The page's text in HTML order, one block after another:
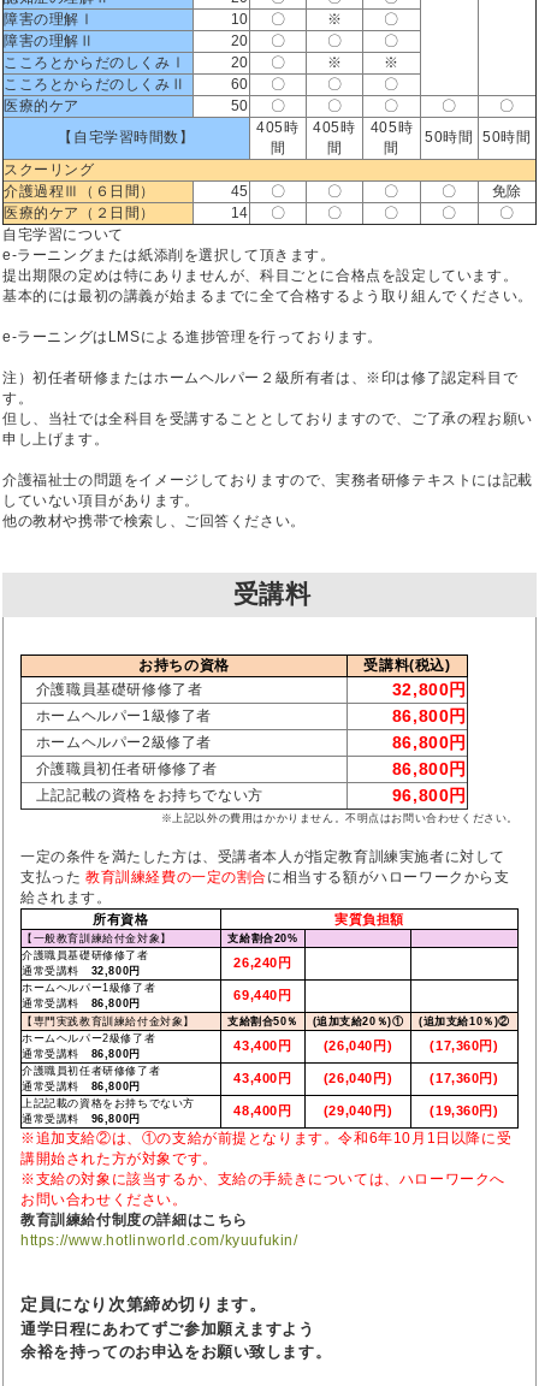
障害の理解Ⅰ
10 〇 ※
〇
障害の理解Ⅱ
20 〇 〇
〇
こころとからだのしくみⅠ
20 〇 ※
※
こころとからだのしくみⅡ
60 〇 〇
〇
医療的ケア
50 〇 〇 〇 〇
〇
【自宅学習時間数】
405時
間
405時
間
405時
間
50時間
50時間
スクーリング
介護過程Ⅲ（６日間）
45 〇 〇 〇 〇
免除
医療的ケア（２日間）
14 〇 〇 〇 〇
〇
自宅学習について
e-ラーニングまたは紙添削を選択して頂きます。
提出期限の定めは特にありませんが、科目ごとに合格点を設定しています。
基本的には最初の講義が始まるまでに全て合格するよう取り組んでください。
e-ラーニングはLMSによる進捗管理を行っております。
注）初任者研修またはホームヘルパー２級所有者は、※印は修了認定科目で
す。
但し、当社では全科目を受講することとしておりますので、ご了承の程お願い
申し上げます。
介護福祉士の問題をイメージしておりますので、実務者研修テキストには記載
していない項目があります。
他の教材や携帯で検索し、ご回答ください。
受講料
お持ちの資格
受講料(税込)
介護職員基礎研修修了者
32,800円
ホームヘルパー1級修了者 86,800円
ホームヘルパー2級修了者 86,800円
介護職員初任者研修修了者 86,800円
上記記載の資格をお持ちでない方 96,800円
※上記以外の費用はかかりません。不明点はお問い合わせください。
一定の条件を満たした方は、受講者本人が指定教育訓練実施者に対して
支払った 教育訓練経費の一定の割合に相当する額がハローワークから支
給されます。
所有資格 実質負担額
【一般教育訓練給付金対象】 支給割合20%
介護職員基礎研修修了者
通常受講料 32,800円
26,240円
ホームヘルパー1級修了者
通常受講料 86,800円
69,440円
【専門実践教育訓練給付金対象】 支給割合50％ (追加支給20％)① (追加支給10％)②
ホームヘルパー2級修了者
通常受講料 86,800円
43,400円 (26,040円) (17,360円)
介護職員初任者研修修了者
通常受講料 86,800円
43,400円 (26,040円) (17,360円)
上記記載の資格をお持ちでない方
通常受講料 96,800円
48,400円 (29,040円) (19,360円)
※追加支給②は、①の支給が前提となります。令和6年10月1日以降に受
講開始された方が対象です。
※支給の対象に該当するか、支給の手続きについては、ハローワークへ
お問い合わせください。
教育訓練給付制度の詳細はこちら
https://www.hotlinworld.com/kyuufukin/
定員になり次第締め切ります。
通学日程にあわてずご参加願えますよう
余裕を持ってのお申込をお願い致します。